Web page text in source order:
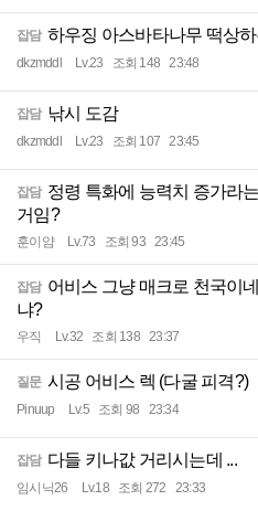
잡담 하우징 아스바타나무 떡상
dkzmddl Lv.23 조회 148 23:48
잡담 낚시 도감
dkzmddl Lv.23 조회 107 23:45
잡담 정령 특화에 능력치 증가라
거임?
훈이얌 Lv.73 조회 93 23:45
잡담 어비스 그냥 매크로 천국이
냐?
우직 Lv.32 조회 138 23:37
질문 시공 어비스 렉 (다굴 피격?)
Pinuup Lv.5 조회 98 23:34
잡담 다들 키나값 거리시는데 ...
임시닉26 Lv.18 조회 272 23:33